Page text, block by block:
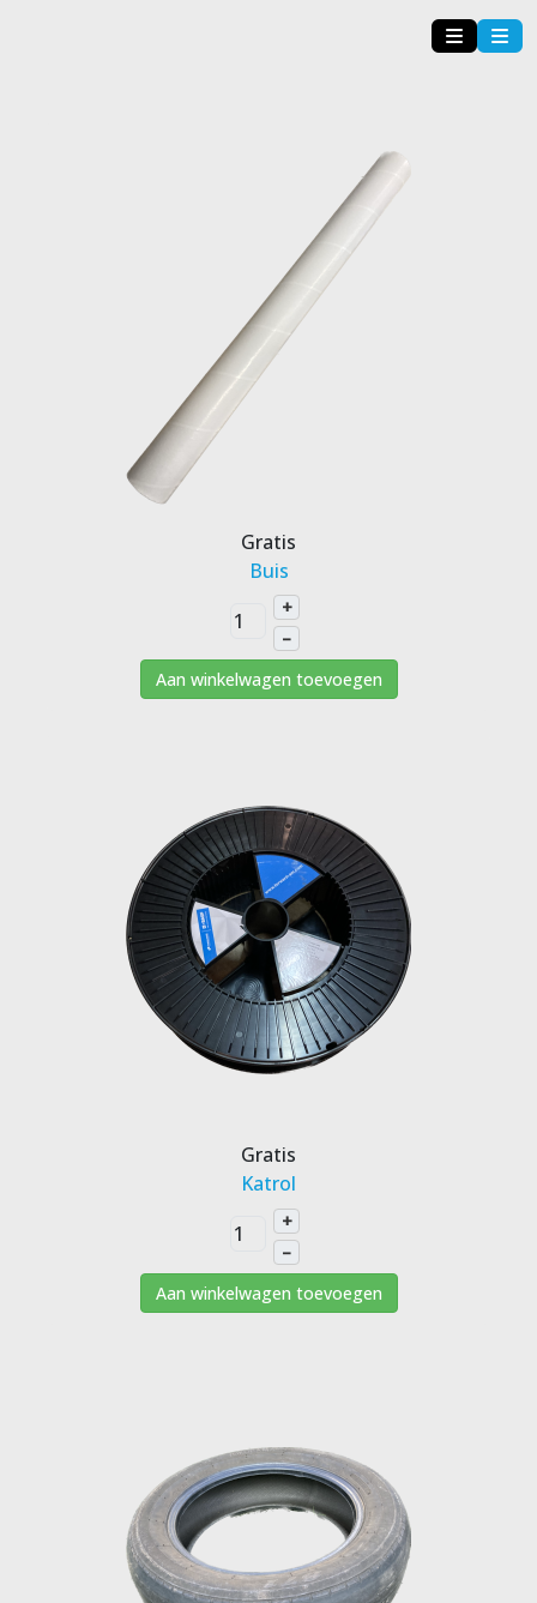
Gratis
Buis
+
–
Aan winkelwagen toevoegen
Gratis
Katrol
+
–
Aan winkelwagen toevoegen